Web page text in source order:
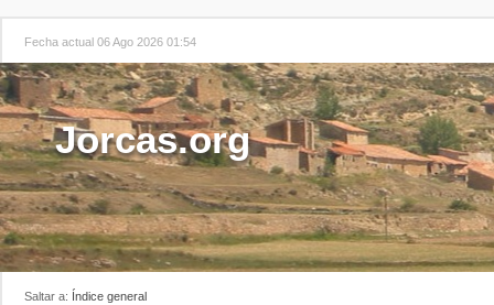
Fecha actual 06 Ago 2026 01:54
Jorcas.org
Saltar a: Índice general